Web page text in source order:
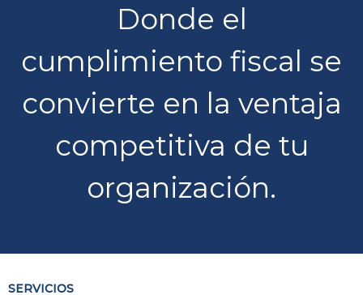
Donde el
cumplimiento fiscal se
convierte en la ventaja
competitiva de tu
organización.
SERVICIOS